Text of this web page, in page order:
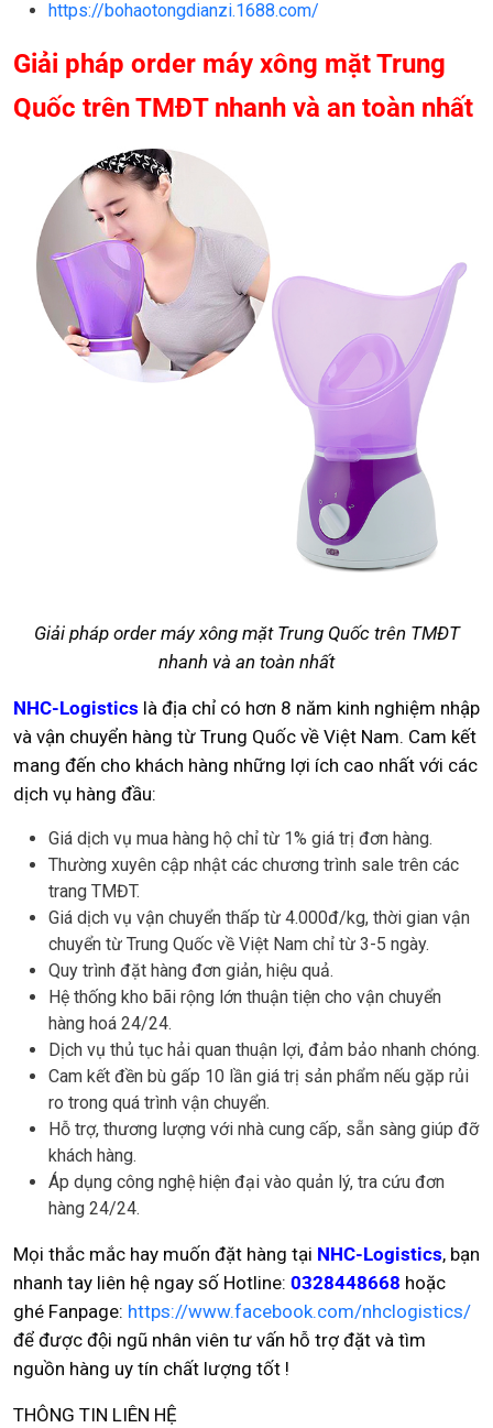
https://bohaotongdianzi.1688.com/
Giải pháp order máy xông mặt Trung
Quốc trên TMĐT nhanh và an toàn nhất
Giải pháp order máy xông mặt Trung Quốc trên TMĐT
nhanh và an toàn nhất
NHC-Logistics là địa chỉ có hơn 8 năm kinh nghiệm nhập
và vận chuyển hàng từ Trung Quốc về Việt Nam. Cam kết
mang đến cho khách hàng những lợi ích cao nhất với các
dịch vụ hàng đầu:
Giá dịch vụ mua hàng hộ chỉ từ 1% giá trị đơn hàng.
Thường xuyên cập nhật các chương trình sale trên các
trang TMĐT.
Giá dịch vụ vận chuyển thấp từ 4.000đ/kg, thời gian vận
chuyển từ Trung Quốc về Việt Nam chỉ từ 3-5 ngày.
Quy trình đặt hàng đơn giản, hiệu quả.
Hệ thống kho bãi rộng lớn thuận tiện cho vận chuyển
hàng hoá 24/24.
Dịch vụ thủ tục hải quan thuận lợi, đảm bảo nhanh chóng.
Cam kết đền bù gấp 10 lần giá trị sản phẩm nếu gặp rủi
ro trong quá trình vận chuyển.
Hỗ trợ, thương lượng với nhà cung cấp, sẵn sàng giúp đỡ
khách hàng.
Áp dụng công nghệ hiện đại vào quản lý, tra cứu đơn
hàng 24/24.
Mọi thắc mắc hay muốn đặt hàng tại NHC-Logistics, bạn
nhanh tay liên hệ ngay số Hotline: 0328448668 hoặc
ghé Fanpage: https://www.facebook.com/nhclogistics/
để được đội ngũ nhân viên tư vấn hỗ trợ đặt và tìm
nguồn hàng uy tín chất lượng tốt !
THÔNG TIN LIÊN HỆ